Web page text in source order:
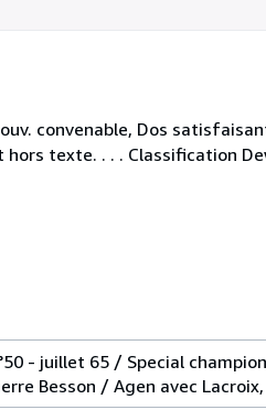
convenable, Dos
texte. . . . Classification
- juillet 65 / Special
Besson / Agen avec